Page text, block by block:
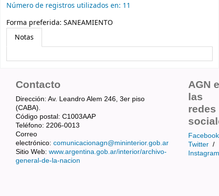
Número de registros utilizados en: 11
Forma preferida: SANEAMIENTO
Notas
Contacto
Dirección: Av. Leandro Alem 246, 3er piso
(CABA).
Código postal: C1003AAP
Teléfono: 2206-0013
Correo
electrónico: comunicacionagn@mininterior.gob.ar
Sitio Web: www.argentina.gob.ar/interior/archivo-
general-de-la-nacion
AGN
las
redes
Facebook
Twitter /
Instagram